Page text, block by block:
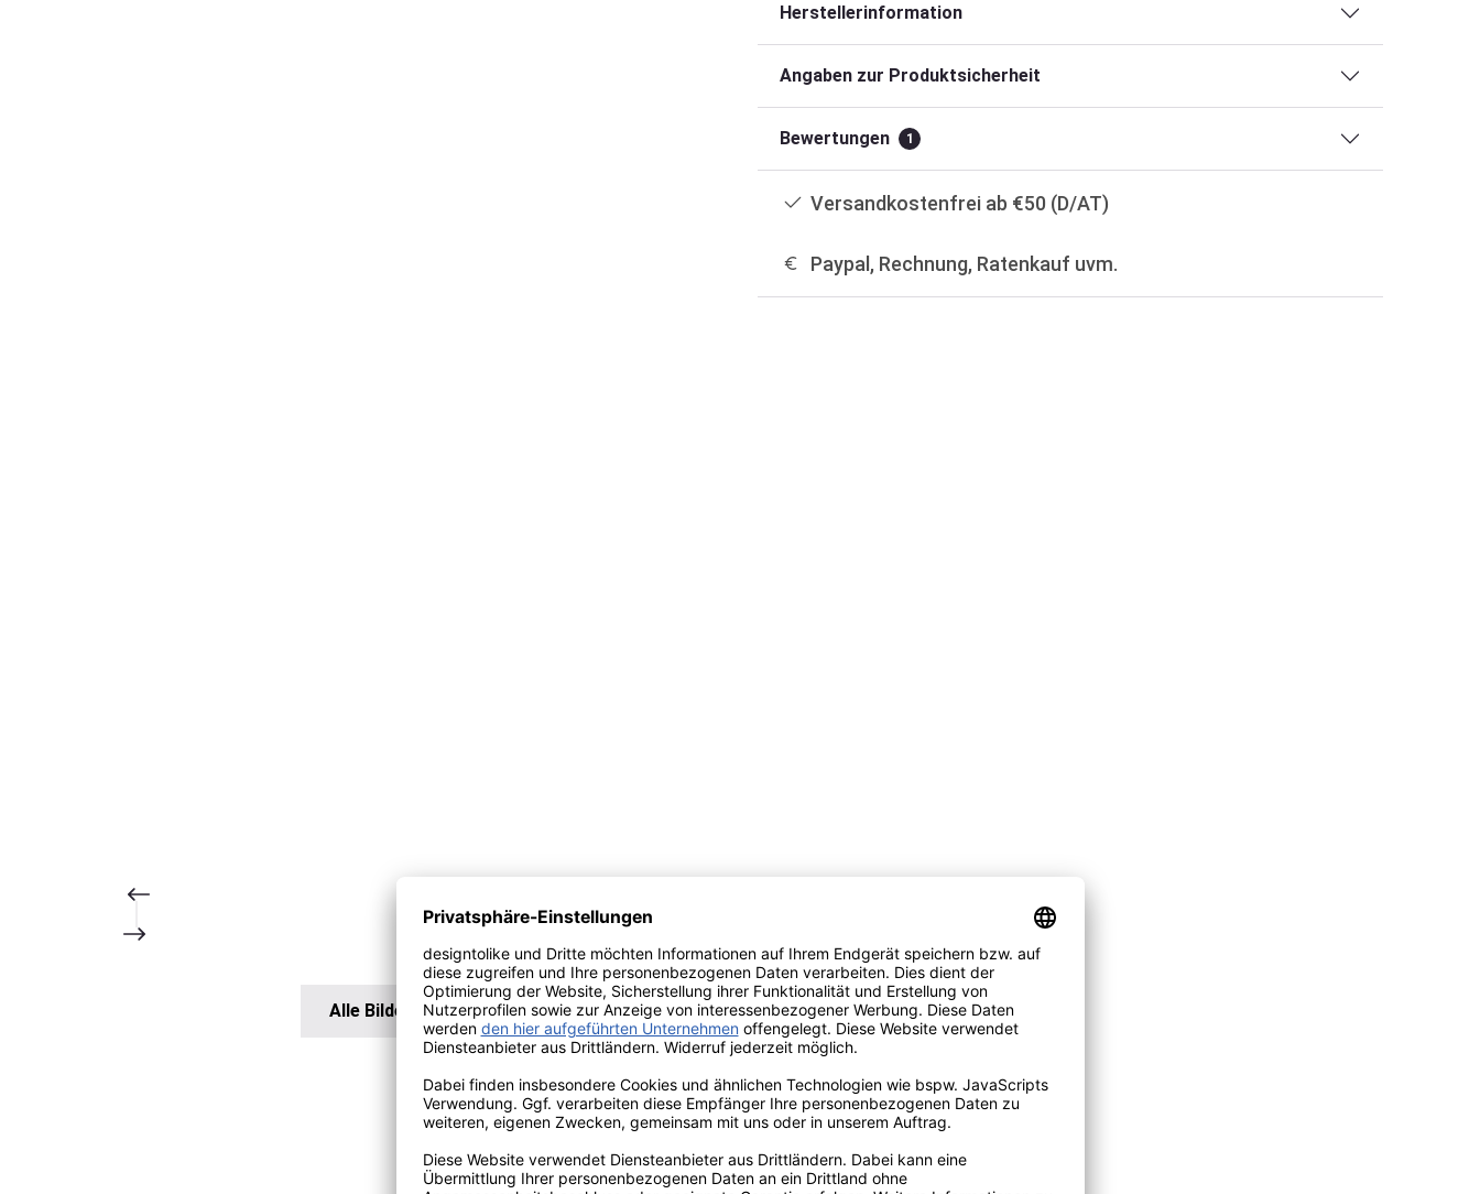
Alle Bilder anzeigen
Herstellerinformation
Angaben zur Produktsicherheit
Bewertungen 1
Versandkostenfrei ab €50 (D/AT)
Paypal, Rechnung, Ratenkauf uvm.